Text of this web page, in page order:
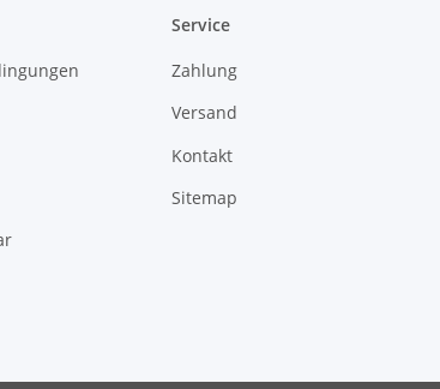
Service
Zahlung
Versand
Kontakt
Sitemap